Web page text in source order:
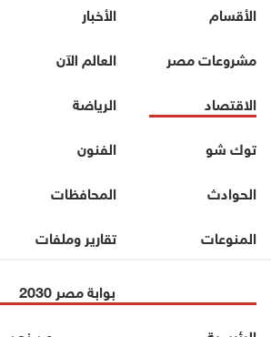
الأقسام
الأخبار
مشروعات مصر
العالم الآن
الاقتصاد
الرياضة
توك شو
الفنون
الحوادث
المحافظات
المنوعات
تقارير وملفات
بوابة مصر 2030